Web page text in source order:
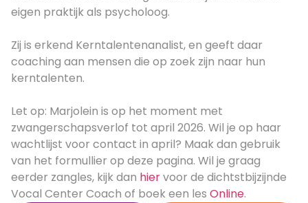
eigen praktijk als psycholoog.
Zij is erkend Kerntalentenanalist, en geeft daar
coaching aan mensen die op zoek zijn naar hun
kerntalenten.
Let op: Marjolein is op het moment met
zwangerschapsverlof tot april 2026. Wil je op haar
wachtlijst voor contact in april? Maak dan gebruik
van het formullier op deze pagina. Wil je graag
eerder zangles, kijk dan hiervoor de dichtstbijzijnde
Vocal Center Coach of boek een les Online.